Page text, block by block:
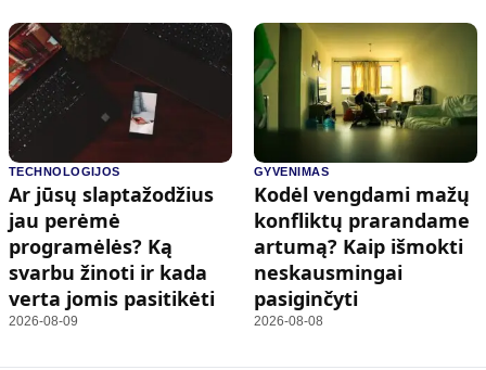
TECHNOLOGIJOS
Ar jūsų slaptažodžius
jau perėmė
programėlės? Ką
svarbu žinoti ir kada
verta jomis pasitikėti
2026-08-09
GYVENIMAS
Kodėl vengdami mažų
konfliktų prarandame
artumą? Kaip išmokti
neskausmingai
pasiginčyti
2026-08-08